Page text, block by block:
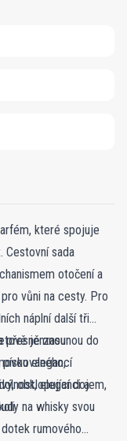
které spojuje
Cestovní sada
otočení a
vůni na cesty. Pro
náplní další tři
přesně zasunou do
eleganci a
jemnou
elegancí
obklopující dojem,
na whisky svou
rumového